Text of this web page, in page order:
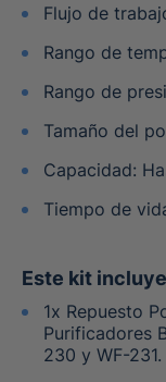
Flujo de
Rango de
Rango de
Tamaño del
Capacidad:
Tiempo de
Este kit
1x Repuesto
Purificadores
230 y WF-231.